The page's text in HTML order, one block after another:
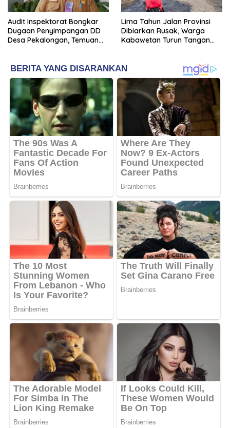
Audit Inspektorat Bongkar
Dugaan Penyimpangan DD
Desa Pekalongan, Temuan
Lima Tahun Jalan Provinsi
Dibiarkan Rusak, Warga
Kabawetan Turun Tangan
Kapan”